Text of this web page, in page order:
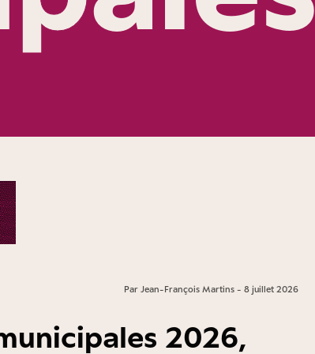
Par Jean-François Martins - 8 juillet 2026
2026,